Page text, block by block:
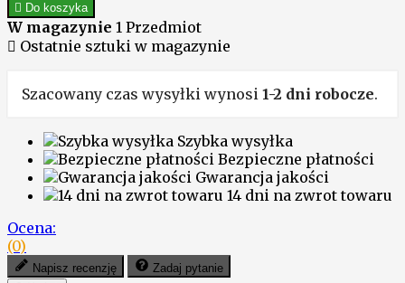
 Do koszyka
W magazynie 1 Przedmiot
 Ostatnie sztuki w magazynie
Szacowany czas wysyłki wynosi 1-2 dni robocze.
Szybka wysyłka
Bezpieczne płatności
Gwarancja jakości
14 dni na zwrot towaru
Ocena:
(0)
Napisz recenzję Zadaj pytanie